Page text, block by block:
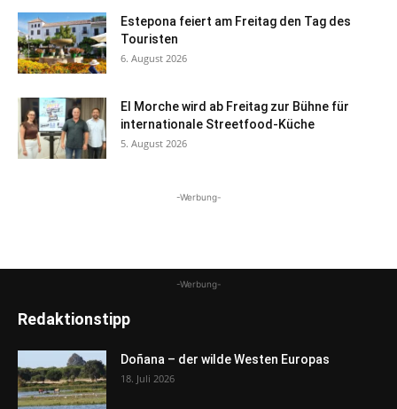
Estepona feiert am Freitag den Tag des
Touristen
6. August 2026
El Morche wird ab Freitag zur Bühne für
internationale Streetfood-Küche
5. August 2026
-Werbung-
-Werbung-
Redaktionstipp
Doñana – der wilde Westen Europas
18. Juli 2026